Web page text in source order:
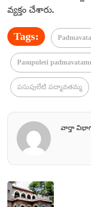
వ్యక్తం చేశారు.
Tags:
Pasupuleti
పసుపులేటి పద్మావతమ్మ
వార్తా